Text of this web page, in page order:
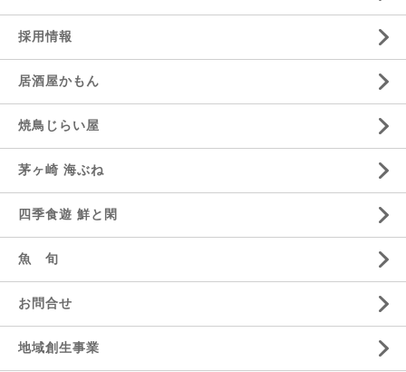
採用情報
居酒屋かもん
焼鳥じらい屋
茅ヶ崎 海ぶね
四季食遊 鮮と閑
魚 旬
お問合せ
地域創生事業